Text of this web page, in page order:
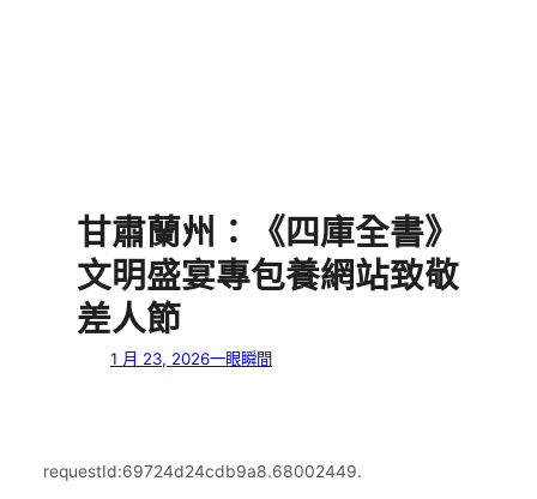
甘肅蘭州：《四庫全書》
文明盛宴專包養網站致敬
差人節
1 月 23, 2026一眼瞬間
requestId:69724d24cdb9a8.68002449.